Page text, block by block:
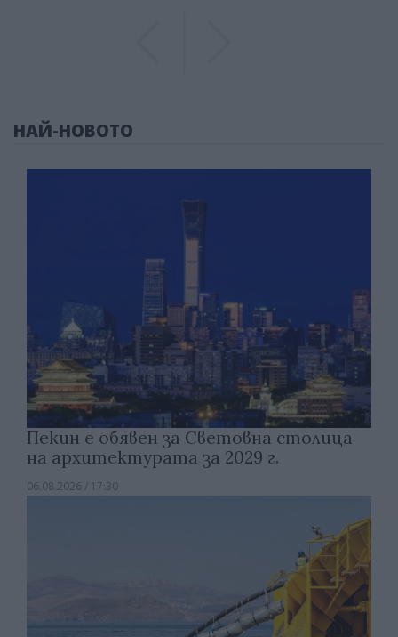
НАЙ-НОВОТО
Пекин е обявен за Световна столица
на архитектурата за 2029 г.
06.08.2026 / 17:30